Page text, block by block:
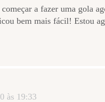
a fazer uma gola
bem mais fácil! Estou
às 19:33